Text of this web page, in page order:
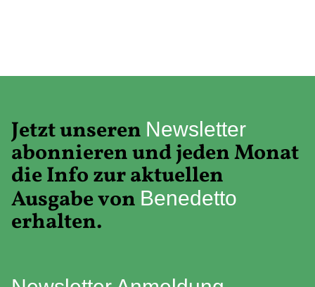
Jetzt unseren Newsletter
abonnieren und jeden Monat
die Info zur aktuellen
Ausgabe von Benedetto
erhalten.